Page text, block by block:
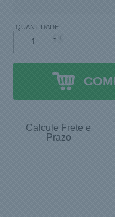
QUANTIDADE:
- +
Calcule Frete e
Prazo